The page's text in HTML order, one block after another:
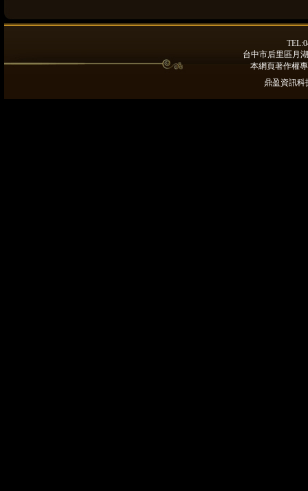
台中市后里區月
本網頁著作權
鼎盈資訊科